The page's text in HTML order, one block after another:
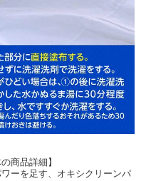
商品詳細】
ーを足す、オキシクリーンパ